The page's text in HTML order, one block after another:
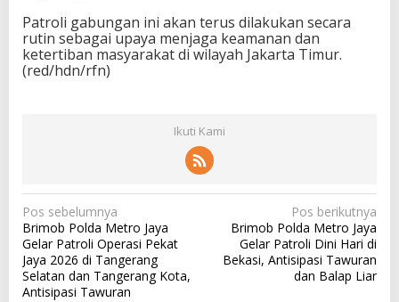
Patroli gabungan ini akan terus dilakukan secara
rutin sebagai upaya menjaga keamanan dan
ketertiban masyarakat di wilayah Jakarta Timur.
(red/hdn/rfn)
Ikuti Kami
N
a
v
i
Pos sebelumnya
Brimob Polda Metro Jaya
Gelar Patroli Operasi Pekat
Jaya 2026 di Tangerang
Selatan dan Tangerang Kota,
Antisipasi Tawuran
Pos berikutnya
Brimob Polda Metro Jaya
Gelar Patroli Dini Hari di
Bekasi, Antisipasi Tawuran
dan Balap Liar